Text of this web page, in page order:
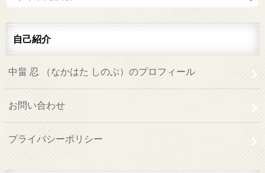
自己紹介
中畠 忍 （なかはた しのぶ）のプロフィール
お問い合わせ
プライバシーポリシー